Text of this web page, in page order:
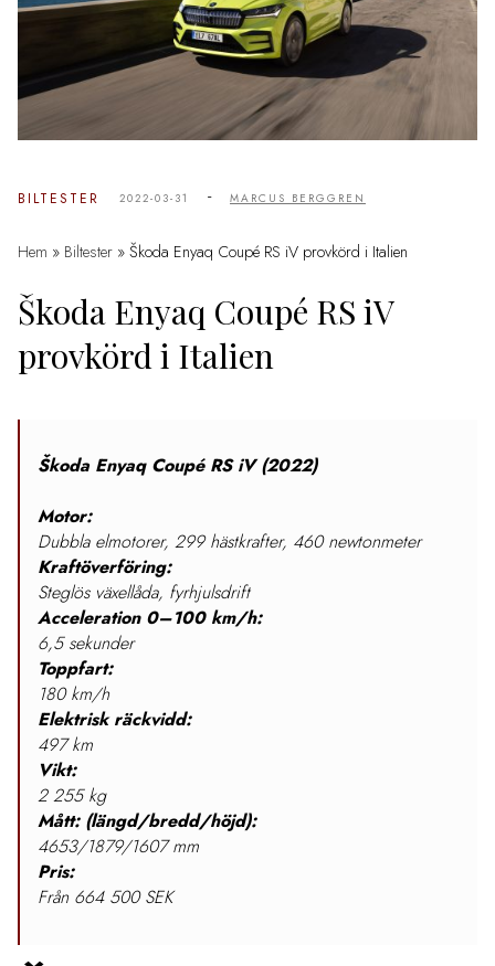
BILTESTER 2022-03-31 - MARCUS BERGGREN
Hem » Biltester » Škoda Enyaq Coupé RS iV provkörd i Italien
Škoda Enyaq Coupé RS iV
provkörd i Italien
Škoda Enyaq Coupé RS iV (2022)
Motor:
Dubbla elmotorer, 299 hästkrafter, 460 newtonmeter
Kraftöverföring:
Steglös växellåda, fyrhjulsdrift
Acceleration 0–100 km/h:
6,5 sekunder
Toppfart:
180 km/h
Elektrisk räckvidd:
497 km
Vikt:
2 255 kg
Mått: (längd/bredd/höjd):
4653/1879/1607 mm
Pris:
Från 664 500 SEK